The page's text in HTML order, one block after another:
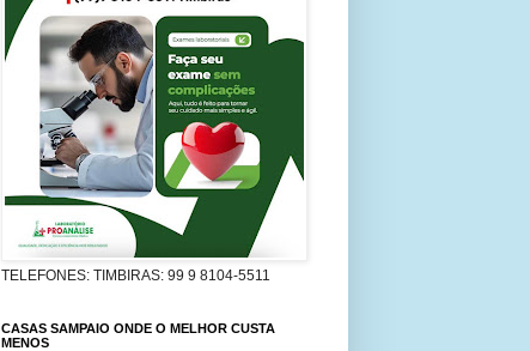
TELEFONES: TIMBIRAS: 99 9 8104-5511
CASAS SAMPAIO ONDE O MELHOR CUSTA
MENOS